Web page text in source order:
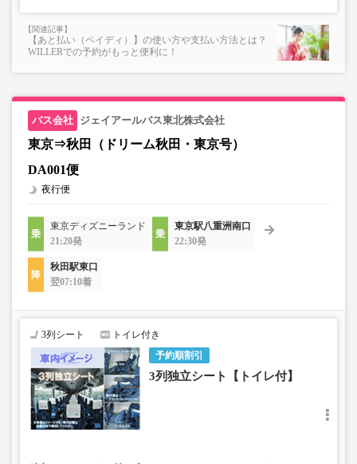
【あと払い（ペイディ）】の使い方や支払い方法とは？
WILLERでの予約がもっと便利に！
ジェイアールバス東北株式会社
東京⇒秋田（ドリーム秋田・東京号）
DA001便
夜行便
東京ディズニーランド
21:20発
東京駅八重洲南口
22:30発
秋田駅東口
翌07:10着
予約順割引
3列シート トイレ付き
3列独立シート【トイレ付】